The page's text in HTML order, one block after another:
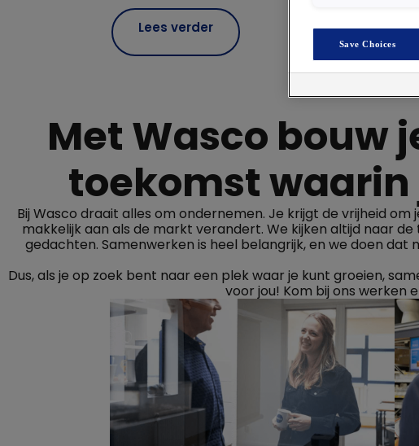
Lees verder
Met Wasco bouw
toekomst
Bij Wasco draait alles om ondernemen. Je krijgt de vrijheid
makkelijk aan als de markt verandert. We kijken altijd naar
gedachten. Samenwerken is heel belangrijk, en we doen
Dus, als je op zoek bent naar een plek waar je kunt groeien,
voor jou! Kom bij ons werken
Save Choices